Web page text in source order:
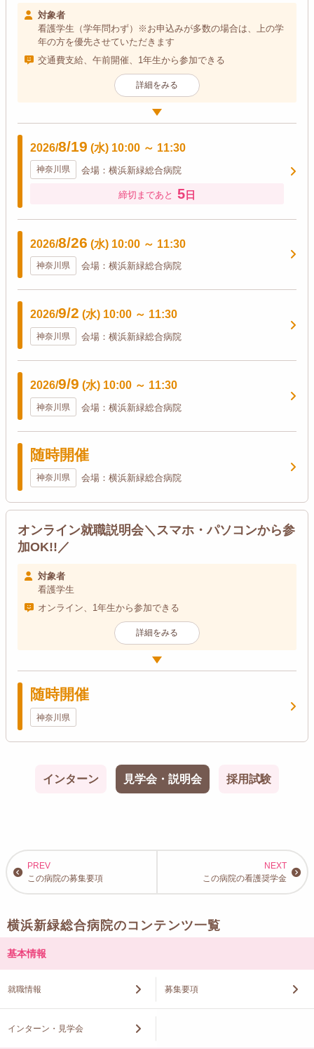
対象者
看護学生（学年問わず）※お申込みが多数の場合は、上の学
年の方を優先させていただきます
交通費支給、午前開催、1年生から参加できる
詳細をみる
2026/8/19 (水) 10:00 ～ 11:30
神奈川県 会場：横浜新緑総合病院
締切まであと 5日
2026/8/26 (水) 10:00 ～ 11:30
神奈川県 会場：横浜新緑総合病院
2026/9/2 (水) 10:00 ～ 11:30
神奈川県 会場：横浜新緑総合病院
2026/9/9 (水) 10:00 ～ 11:30
神奈川県 会場：横浜新緑総合病院
随時開催
神奈川県 会場：横浜新緑総合病院
オンライン就職説明会＼スマホ・パソコンから参
加OK!!／
対象者
看護学生
オンライン、1年生から参加できる
詳細をみる
随時開催
神奈川県
インターン 見学会・説明会 採用試験
この病院の募集要項 この病院の看護奨学金
横浜新緑総合病院のコンテンツ一覧
基本情報
就職情報 募集要項
インターン・見学会